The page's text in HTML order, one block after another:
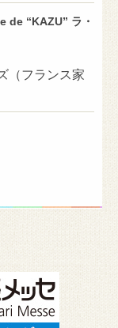
de “KAZU” ラ・
（フランス家